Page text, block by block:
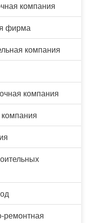
компания
фирма
компания
компания
компания
ремонтная